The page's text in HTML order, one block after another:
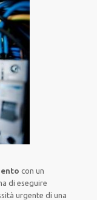
con un
dieseguire
urgente di una